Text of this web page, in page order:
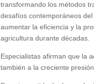
transformando los métodos
desafíos contemporáneos
aumentar la eficiencia y la
agricultura durante décadas.
Especialistas afirman que la
también a la creciente